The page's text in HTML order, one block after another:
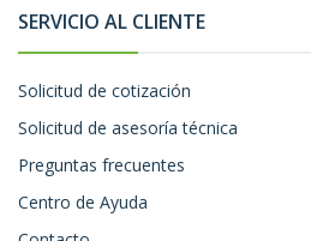
SERVICIO AL CLIENTE
Solicitud de cotización
Solicitud de asesoría técnica
Preguntas frecuentes
Centro de Ayuda